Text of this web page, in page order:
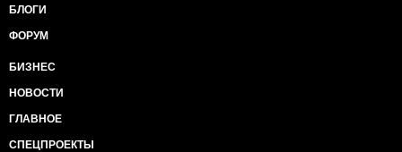
БЛОГИ
ФОРУМ
БИЗНЕС
НОВОСТИ
ГЛАВНОЕ
СПЕЦПРОЕКТЫ